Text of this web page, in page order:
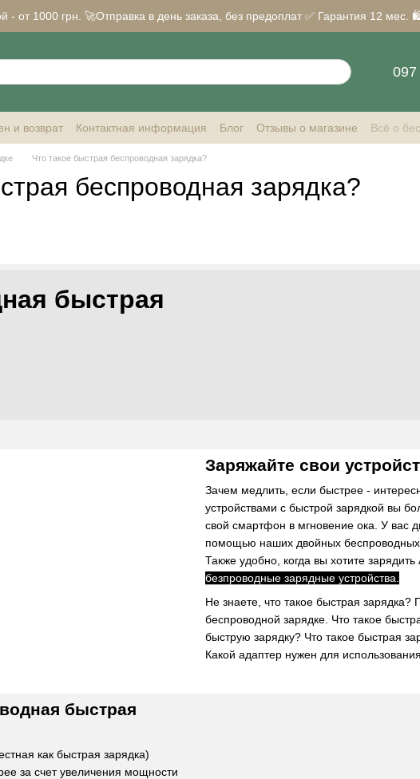
- от 1000 грн. 🚀Отправка в день заказа, без предоплат ✅ Гарантия 12 мес.
097
и возврат Контактная информация Блог Отзывы о магазине
Всё о
Что такое быстрая беспроводная зарядка?
беспроводная зарядка?
быстрая
Заряжайте свои
Зачем медлить, если быстрее -
устройствами с быстрой зарядкой вы
свой смартфон в мгновение ока. У вас
помощью наших двойных беспроводных
Также удобно, когда вы хотите зарядить
безпроводные зарядные устройства.
Не знаете, что такое быстрая зарядка?
беспроводной зарядке. Что такое
быструю зарядку? Что такое быстрая
Какой адаптер нужен для
быстрая
как быстрая зарядка)
за счет увеличения мощности